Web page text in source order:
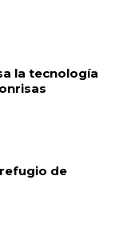
la tecnología
de